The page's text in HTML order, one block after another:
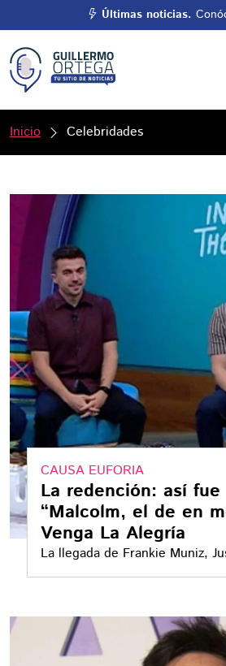
Últimas noticias.
Inicio Celebridades
CAUSA EUFORIA
La redención: así
“Malcolm, el de en
Venga La Alegría
La llegada de Frankie Muniz,
Christopher Masterson
celebridades internacionales